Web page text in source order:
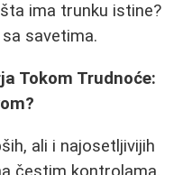
ima trunku istine?
savetima.
Tokom Trudnoće:
ali i najosetljivijih